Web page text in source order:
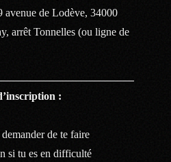
de Lodève, 34000
arrêt Tonnelles (ou ligne de
:
de te faire
si tu es en difficulté